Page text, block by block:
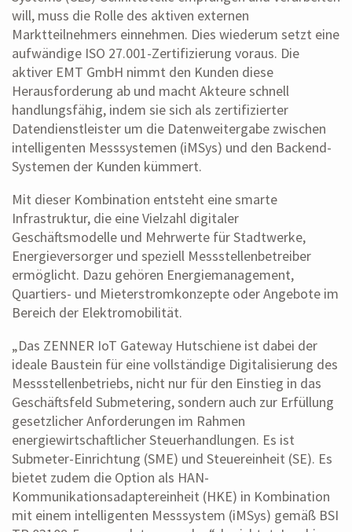
will, muss die Rolle des aktiven externen
Marktteilnehmers einnehmen. Dies wiederum setzt eine
aufwändige ISO 27.001-Zertifizierung voraus. Die
aktiver EMT GmbH nimmt den Kunden diese
Herausforderung ab und macht Akteure schnell
handlungsfähig, indem sie sich als zertifizierter
Datendienstleister um die Datenweitergabe zwischen
intelligenten Messsystemen (iMSys) und den Backend-
Systemen der Kunden kümmert.
Mit dieser Kombination entsteht eine smarte
Infrastruktur, die eine Vielzahl digitaler
Geschäftsmodelle und Mehrwerte für Stadtwerke,
Energieversorger und speziell Messstellenbetreiber
ermöglicht. Dazu gehören Energiemanagement,
Quartiers- und Mieterstromkonzepte oder Angebote im
Bereich der Elektromobilität.
„Das ZENNER IoT Gateway Hutschiene ist dabei der
ideale Baustein für eine vollständige Digitalisierung des
Messstellenbetriebs, nicht nur für den Einstieg in das
Geschäftsfeld Submetering, sondern auch zur Erfüllung
gesetzlicher Anforderungen im Rahmen
energiewirtschaftlicher Steuerhandlungen. Es ist
Submeter-Einrichtung (SME) und Steuereinheit (SE). Es
bietet zudem die Option als HAN-
Kommunikationsadaptereinheit (HKE) in Kombination
mit einem intelligenten Messsystem (iMSys) gemäß BSI